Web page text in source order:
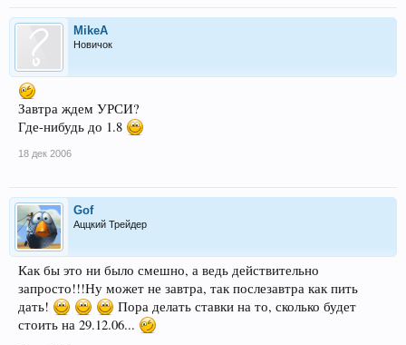
MikeA
Новичок
Завтра ждем УРСИ?
Где-нибудь до 1.8
18 дек 2006
Gof
Аццкий Трейдер
Как бы это ни было смешно, а ведь действительно
запросто!!!Ну может не завтра, так послезавтра как пить
дать!
Пора делать ставки на то, сколько будет
стоить на 29.12.06...